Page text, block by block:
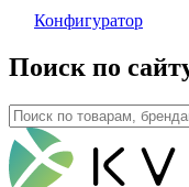
Конфигуратор
Поиск по